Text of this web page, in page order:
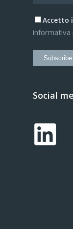
Accetto
informativa
Subscribe
Social